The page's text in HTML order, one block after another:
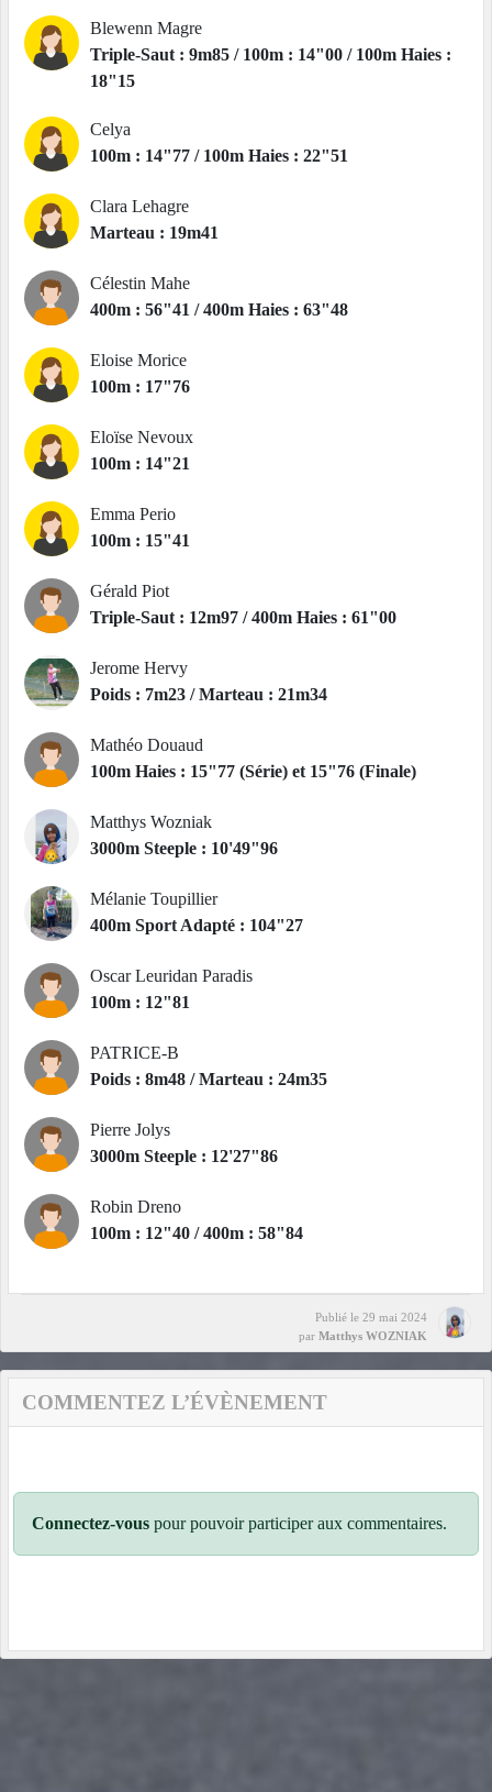
Blewenn Magre
Triple-Saut : 9m85 / 100m : 14"00 / 100m Haies :
18"15
Celya
100m : 14"77 / 100m Haies : 22"51
Clara Lehagre
Marteau : 19m41
Célestin Mahe
400m : 56"41 / 400m Haies : 63"48
Eloise Morice
100m : 17"76
Eloïse Nevoux
100m : 14"21
Emma Perio
100m : 15"41
Gérald Piot
Triple-Saut : 12m97 / 400m Haies : 61"00
Jerome Hervy
Poids : 7m23 / Marteau : 21m34
Mathéo Douaud
100m Haies : 15"77 (Série) et 15"76 (Finale)
Matthys Wozniak
3000m Steeple : 10'49"96
Mélanie Toupillier
400m Sport Adapté : 104"27
Oscar Leuridan Paradis
100m : 12"81
PATRICE-B
Poids : 8m48 / Marteau : 24m35
Pierre Jolys
3000m Steeple : 12'27"86
Robin Dreno
100m : 12"40 / 400m : 58"84
Publié le 29 mai 2024
par Matthys WOZNIAK
COMMENTEZ L’ÉVÈNEMENT
Connectez-vous pour pouvoir participer aux commentaires.